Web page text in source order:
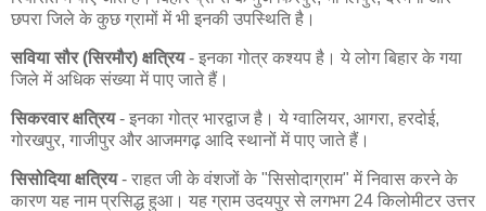
छपरा जिले के कुछ ग्रामों में भी इनकी उपस्थिति है।
सविया सौर (सिरमौर) क्षत्रिय- इनका गोत्र कश्यप है। ये लोग बिहार के गया
जिले में अधिक संख्या में पाए जाते हैं।
सिकरवार क्षत्रिय- इनका गोत्र भारद्वाज है। ये ग्वालियर, आगरा, हरदोई,
गोरखपुर, गाजीपुर और आजमगढ़ आदि स्थानों में पाए जाते हैं।
सिसोदिया क्षत्रिय- राहत जी के वंशजों के "सिसोदाग्राम" में निवास करने के
कारण यह नाम प्रसिद्ध हुआ। यह ग्राम उदयपुर से लगभग 24 किलोमीटर उत्तर